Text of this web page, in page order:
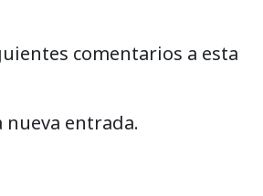
comentarios a esta
nueva entrada.